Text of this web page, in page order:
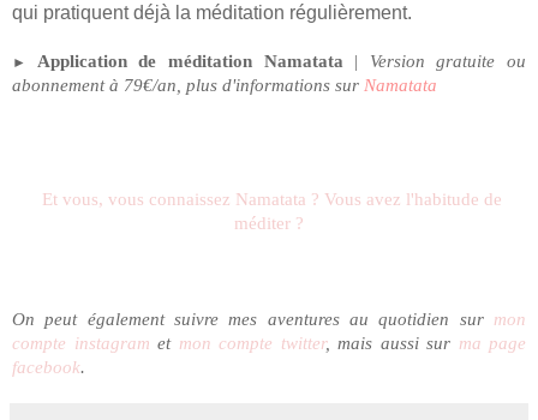
qui pratiquent déjà la méditation régulièrement.
► Application de méditation Namatata | Version gratuite ou
abonnement à 79€/an, plus d'informations sur Namatata
Et vous, vous connaissez Namatata ? Vous avez l'habitude de
méditer ?
On peut également suivre mes aventures au quotidien sur mon
compte instagram et mon compte twitter, mais aussi sur ma page
facebook.